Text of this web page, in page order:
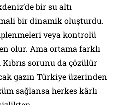
bir su altı
bir dinamik oluşturdu.
veya kontrolü
olur. Ama ortama farklı
sorunu da çözülür
gazın Türkiye üzerinden
sağlansa herkes kârlı